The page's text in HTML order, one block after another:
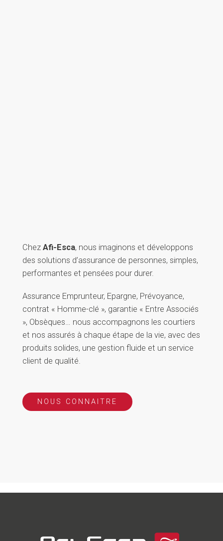
Chez Afi-Esca, nous imaginons et développons
des solutions d’assurance de personnes, simples,
performantes et pensées pour durer.
Assurance Emprunteur, Epargne, Prévoyance,
contrat « Homme-clé », garantie « Entre Associés
», Obsèques… nous accompagnons les courtiers
et nos assurés à chaque étape de la vie, avec des
produits solides, une gestion fluide et un service
client de qualité.
NOUS CONNAITRE